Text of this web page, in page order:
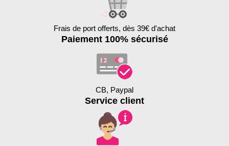
Frais de port offerts, dès 39€ d'achat
Paiement 100% sécurisé
CB, Paypal
Service client